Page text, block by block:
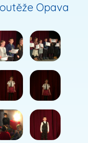
Opava